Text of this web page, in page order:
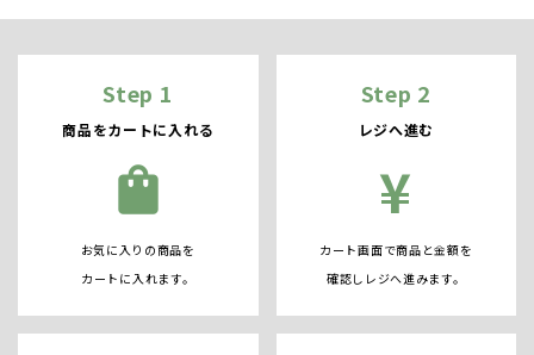
Step 1
商品をカートに入れる
shopping_bag
お気に入りの商品を
カートに入れます。
Step 2
レジへ進む
¥
カート画面で商品と金額を
確認しレジへ進みます。